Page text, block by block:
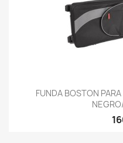
FUNDA BOSTON